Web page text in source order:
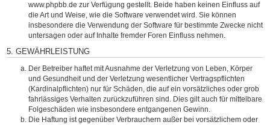
www.phpbb.de zur Verfügung gestellt. Beide haben keinen Einfluss auf
die Art und Weise, wie die Software verwendet wird. Sie können
insbesondere die Verwendung der Software für bestimmte Zwecke nicht
untersagen oder auf Inhalte fremder Foren Einfluss nehmen.
5. GEWÄHRLEISTUNG
Der Betreiber haftet mit Ausnahme der Verletzung von Leben, Körper
und Gesundheit und der Verletzung wesentlicher Vertragspflichten
(Kardinalpflichten) nur für Schäden, die auf ein vorsätzliches oder grob
fahrlässiges Verhalten zurückzuführen sind. Dies gilt auch für mittelbare
Folgeschäden wie insbesondere entgangenen Gewinn.
Die Haftung ist gegenüber Verbrauchern außer bei vorsätzlichem oder